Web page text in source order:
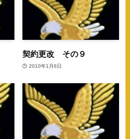
契約更改 その９
2010年1月6日